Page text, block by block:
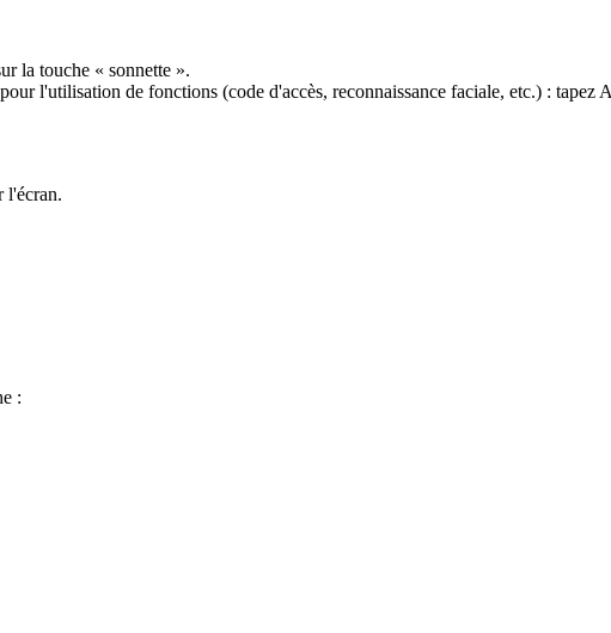
la touche « sonnette ».
pour l'utilisation de fonctions (code d'accès, reconnaissance faciale, etc.) : tapez
l'écran.
: